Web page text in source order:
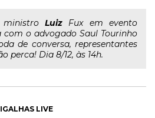
ministroLuiz Fux em evento
o advogado Saul Tourinho
de conversa, representantes
perca! Dia 8/12, às 14h.
LIVE